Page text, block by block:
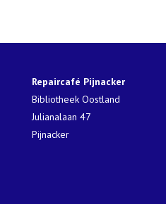
Repaircafé Pijnacker
Bibliotheek Oostland
Julianalaan 47
Pijnacker